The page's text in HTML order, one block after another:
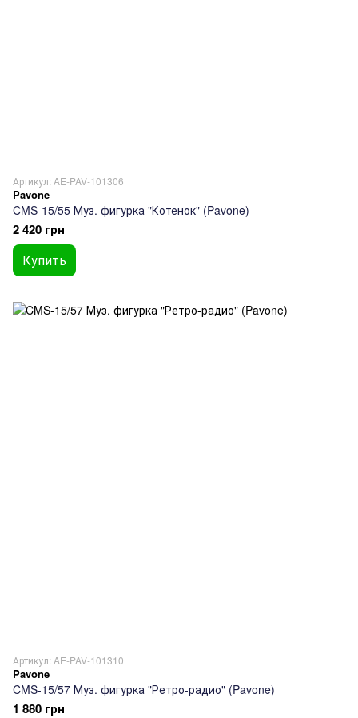
Артикул: AE-PAV-101306
Pavone
CMS-15/55 Муз. фигурка "Котенок" (Pavone)
2 420 грн
Купить
Артикул: AE-PAV-101310
Pavone
CMS-15/57 Муз. фигурка "Ретро-радио" (Pavone)
1 880 грн